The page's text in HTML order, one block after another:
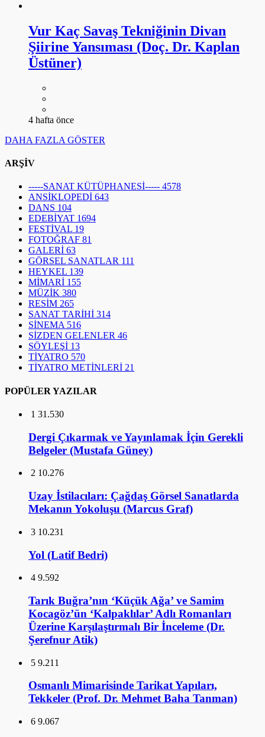
Vur Kaç Savaş Tekniğinin Divan
Şiirine Yansıması (Doç. Dr. Kaplan
Üstüner)
4 hafta önce
DAHA FAZLA GÖSTER
ARŞİV
-----SANAT KÜTÜPHANESİ----- 4578
ANSİKLOPEDİ 643
DANS 104
EDEBİYAT 1694
FESTİVAL 19
FOTOĞRAF 81
GALERİ 63
GÖRSEL SANATLAR 111
HEYKEL 139
MİMARİ 155
MÜZİK 380
RESİM 265
SANAT TARİHİ 314
SİNEMA 516
SİZDEN GELENLER 46
SÖYLEŞİ 13
TİYATRO 570
TİYATRO METİNLERİ 21
POPÜLER YAZILAR
1 31.530
Dergi Çıkarmak ve Yayınlamak İçin Gerekli
Belgeler (Mustafa Güney)
2 10.276
Uzay İstilacıları: Çağdaş Görsel Sanatlarda
Mekanın Yokoluşu (Marcus Graf)
3 10.231
Yol (Latif Bedri)
4 9.592
Tarık Buğra’nın ‘Küçük Ağa’ ve Samim
Kocagöz’ün ‘Kalpaklılar’ Adlı Romanları
Üzerine Karşılaştırmalı Bir İnceleme (Dr.
Şerefnur Atik)
5 9.211
Osmanlı Mimarisinde Tarikat Yapıları,
Tekkeler (Prof. Dr. Mehmet Baha Tanman)
6 9.067